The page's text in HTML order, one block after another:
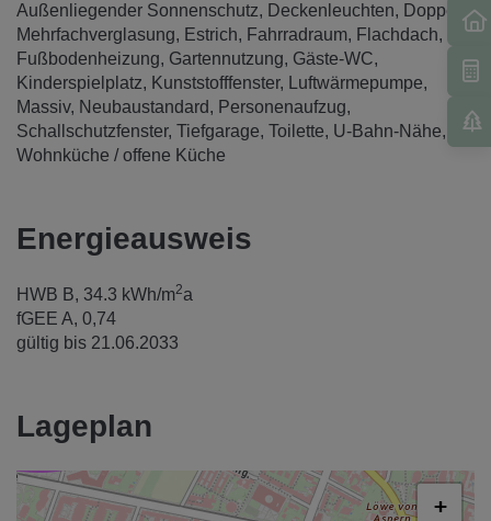
Außenliegender Sonnenschutz Deckenleuchten
Doppel- /
Mehrfachverglasung
Estrich Fahrradraum
Flachdach
Fußbodenheizung Gartennutzung Gäste-WC
Kinderspielplatz
Kunststofffenster
Luftwärmepumpe
Massiv Neubaustandard
Personenaufzug
Schallschutzfenster Tiefgarage Toilette U-Bahn-Nähe
Wohnküche / offene Küche
Energieausweis
HWB B, 34.3 kWh/m2a
fGEE A, 0,74
gültig bis 21.06.2033
Lageplan
+